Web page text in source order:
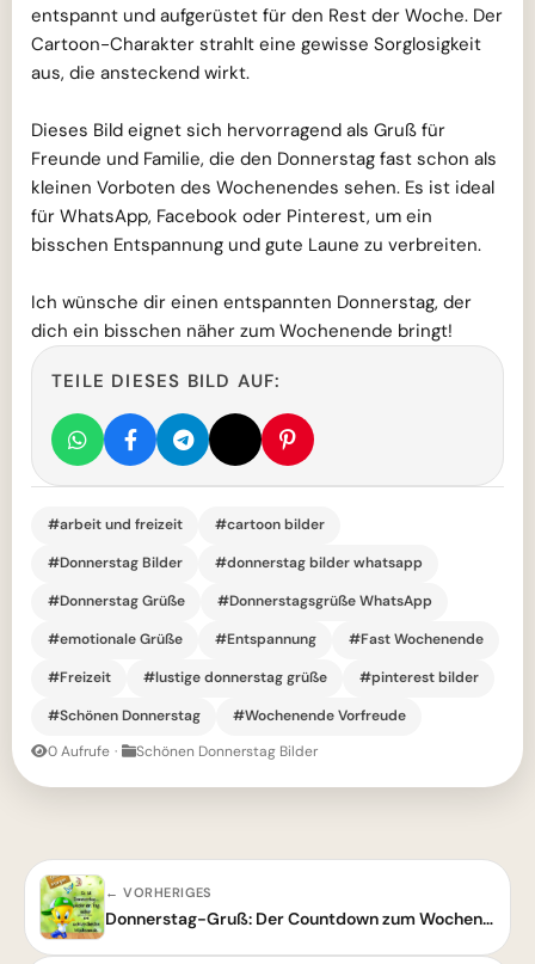
entspannt und aufgerüstet für den Rest der Woche. Der
Cartoon-Charakter strahlt eine gewisse Sorglosigkeit
aus, die ansteckend wirkt.
Dieses Bild eignet sich hervorragend als Gruß für
Freunde und Familie, die den Donnerstag fast schon als
kleinen Vorboten des Wochenendes sehen. Es ist ideal
für WhatsApp, Facebook oder Pinterest, um ein
bisschen Entspannung und gute Laune zu verbreiten.
Ich wünsche dir einen entspannten Donnerstag, der
dich ein bisschen näher zum Wochenende bringt!
TEILE DIESES BILD AUF:
#arbeit und freizeit
#cartoon bilder
#Donnerstag Bilder
#donnerstag bilder whatsapp
#Donnerstag Grüße
#Donnerstagsgrüße WhatsApp
#emotionale Grüße
#Entspannung
#Fast Wochenende
#Freizeit
#lustige donnerstag grüße
#pinterest bilder
#Schönen Donnerstag
#Wochenende Vorfreude
0 Aufrufe · Schönen Donnerstag Bilder
← VORHERIGES
Donnerstag-Gruß: Der Countdown zum Wochenende beginnt!